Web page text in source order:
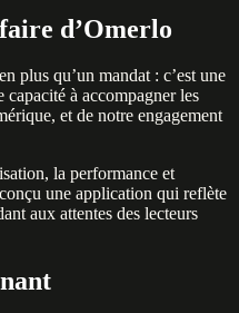
d’Omerlo
plus qu’un mandat : c’est une
à accompagner les
et de notre engagement
la performance et
une application qui reflète
aux attentes des lecteurs